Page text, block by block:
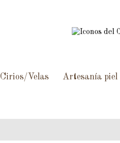
Cirios/Velas Artesanía piel